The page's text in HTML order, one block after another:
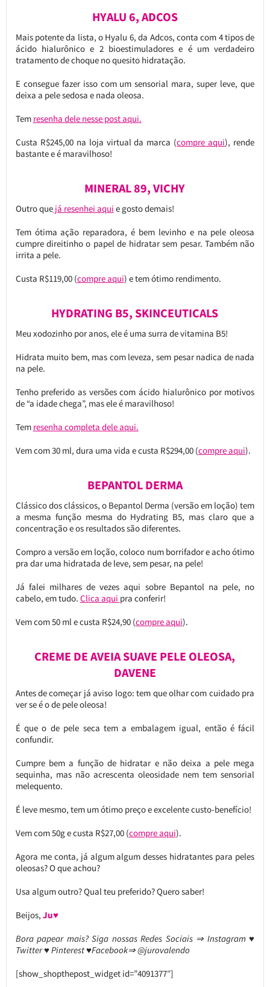
HYALU 6, ADCOS
Mais potente da lista, o Hyalu 6, da Adcos, conta com 4 tipos de
ácido hialurônico e 2 bioestimuladores e é um verdadeiro
tratamento de choque no quesito hidratação.
E consegue fazer isso com um sensorial mara, super leve, que
deixa a pele sedosa e nada oleosa.
Tem resenha dele nesse post aqui.
Custa R$245,00 na loja virtual da marca (compre aqui), rende
bastante e é maravilhoso!
MINERAL 89, VICHY
Outro quejá resenhei aqui e gosto demais!
Tem ótima ação reparadora, é bem levinho e na pele oleosa
cumpre direitinho o papel de hidratar sem pesar. Também não
irrita a pele.
Custa R$119,00 (compre aqui) e tem ótimo rendimento.
HYDRATING B5, SKINCEUTICALS
Meu xodozinho por anos, ele é uma surra de vitamina B5!
Hidrata muito bem, mas com leveza, sem pesar nadica de nada
na pele.
Tenho preferido as versões com ácido hialurônico por motivos
de “a idade chega”, mas ele é maravilhoso!
Tem resenha completa dele aqui.
Vem com 30 ml, dura uma vida e custa R$294,00 (compre aqui).
BEPANTOL DERMA
Clássico dos clássicos, o Bepantol Derma (versão em loção) tem
a mesma função mesma do Hydrating B5, mas claro que a
concentração e os resultados são diferentes.
Compro a versão em loção, coloco num borrifador e acho ótimo
pra dar uma hidratada de leve, sem pesar, na pele!
Já falei milhares de vezes aqui sobre Bepantol na pele, no
cabelo, em tudo. Clica aqui pra conferir!
Vem com 50 ml e custa R$24,90 (compre aqui).
CREME DE AVEIA SUAVE PELE OLEOSA,
DAVENE
Antes de começar já aviso logo: tem que olhar com cuidado pra
ver se é o de pele oleosa!
É que o de pele seca tem a embalagem igual, então é fácil
confundir.
Cumpre bem a função de hidratar e não deixa a pele mega
sequinha, mas não acrescenta oleosidade nem tem sensorial
melequento.
É leve mesmo, tem um ótimo preço e excelente custo-benefício!
Vem com 50g e custa R$27,00 (compre aqui).
Agora me conta, já algum algum desses hidratantes para peles
oleosas? O que achou?
Usa algum outro? Qual teu preferido? Quero saber!
Beijos, Ju♥
Bora papear mais? Siga nossas Redes Sociais ⇒ Instagram ♥
Twitter ♥ Pinterest ♥Facebook⇒ @jurovalendo
[show_shopthepost_widget id=”4091377″]